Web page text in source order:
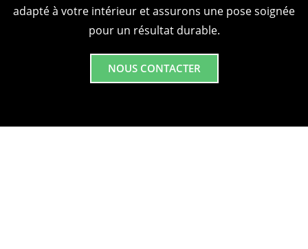
adapté à votre intérieur et assurons une pose soignée
pour un résultat durable.
NOUS CONTACTER